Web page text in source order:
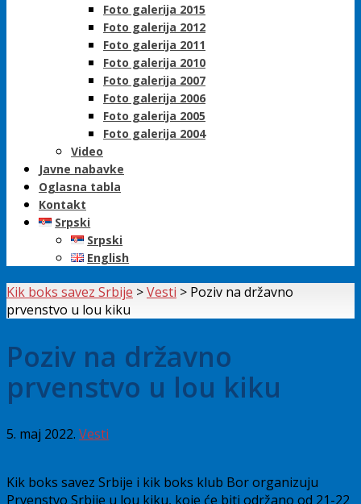
Foto galerija 2015
Foto galerija 2012
Foto galerija 2011
Foto galerija 2010
Foto galerija 2007
Foto galerija 2006
Foto galerija 2005
Foto galerija 2004
Video
Javne nabavke
Oglasna tabla
Kontakt
Srpski
Srpski
English
Kik boks savez Srbije >Vesti > Poziv na državno
prvenstvo u lou kiku
Poziv na državno
prvenstvo u lou kiku
5. maj 2022. Vesti
Kik boks savez Srbije i kik boks klub Bor organizuju
Prvenstvo Srbije u lou kiku, koje će biti održano od 21-22